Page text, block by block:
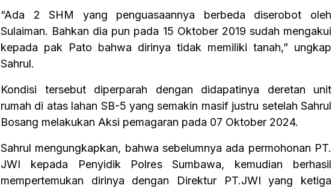
“Ada 2 SHM yang penguasaannya berbeda diserobot oleh
Sulaiman. Bahkan dia pun pada 15 Oktober 2019 sudah mengakui
kepada pak Pato bahwa dirinya tidak memiliki tanah,” ungkap
Sahrul.
Kondisi tersebut diperparah dengan didapatinya deretan unit
rumah di atas lahan SB-5 yang semakin masif justru setelah Sahrul
Bosang melakukan Aksi pemagaran pada 07 Oktober 2024.
Sahrul mengungkapkan, bahwa sebelumnya ada permohonan PT.
JWI kepada Penyidik Polres Sumbawa, kemudian berhasil
mempertemukan dirinya dengan Direktur PT.JWI yang ketiga